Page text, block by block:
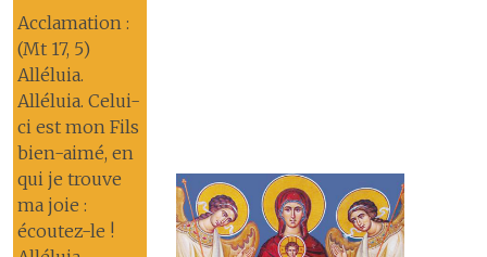
Acclamation :
(Mt 17, 5)
Alléluia.
Alléluia. Celui-
ci est mon Fils
bien-aimé, en
qui je trouve
ma joie :
écoutez-le !